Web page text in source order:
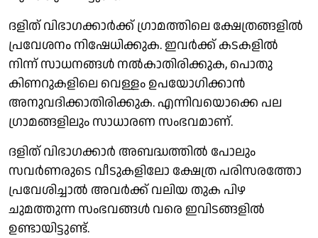
ദളിത് വിഭാഗക്കാർക്ക് ഗ്രാമത്തിലെ ക്ഷേത്രങ്ങളിൽ
പ്രവേശനം നിഷേധിക്കുക. ഇവർക്ക് കടകളിൽ
നിന്ന് സാധനങ്ങൾ നൽകാതിരിക്കുക, പൊതു
കിണറുകളിലെ വെള്ളം ഉപയോഗിക്കാൻ
അനുവദിക്കാതിരിക്കുക. എന്നിവയൊക്കെ പല
ഗ്രാമങ്ങളിലും സാധാരണ സംഭവമാണ്.
ദളിത് വിഭാഗക്കാർ അബദ്ധത്തിൽ പോലും
സവർണരുടെ വീടുകളിലോ ക്ഷേത്ര പരിസരത്തോ
പ്രവേശിച്ചാൽ അവർക്ക് വലിയ തുക പിഴ
ചുമത്തുന്ന സംഭവങ്ങൾ വരെ ഇവിടങ്ങളിൽ
ഉണ്ടായിട്ടുണ്ട്.